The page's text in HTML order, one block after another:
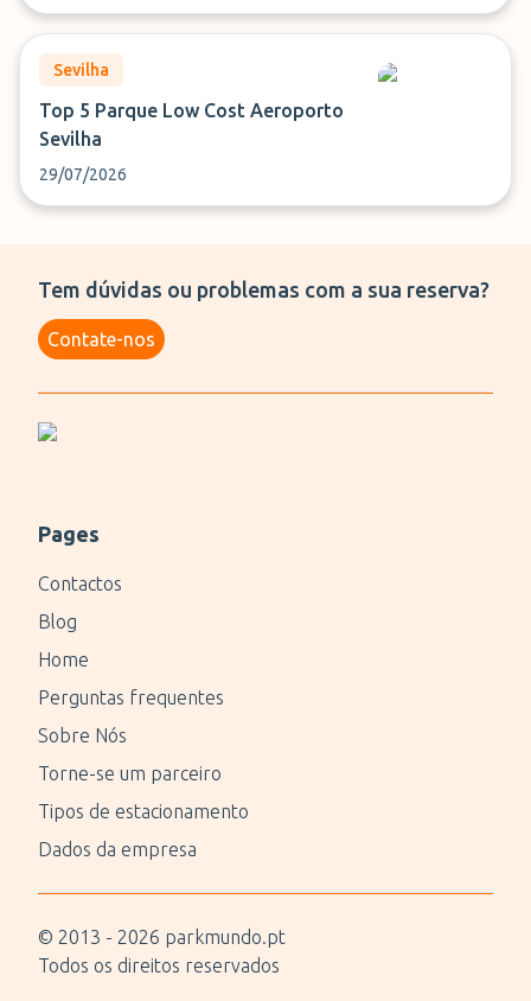
Sevilha
Top 5 Parque Low Cost Aeroporto
Sevilha
29/07/2026
Tem dúvidas ou problemas com a sua reserva?
Contate-nos
Pages
Contactos
Blog
Home
Perguntas frequentes
Sobre Nós
Torne-se um parceiro
Tipos de estacionamento
Dados da empresa
© 2013 - 2026 parkmundo.pt
Todos os direitos reservados